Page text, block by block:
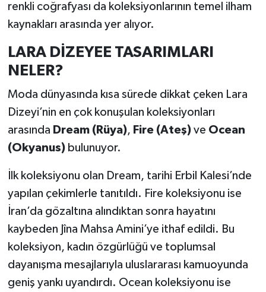
renkli coğrafyası da koleksiyonlarının temel ilham
kaynakları arasında yer alıyor.
LARA DİZEYEE TASARIMLARI
NELER?
Moda dünyasında kısa sürede dikkat çeken Lara
Dizeyi’nin en çok konuşulan koleksiyonları
arasında Dream (Rüya), Fire (Ateş)ve Ocean
(Okyanus)bulunuyor.
İlk koleksiyonu olan Dream, tarihi Erbil Kalesi’nde
yapılan çekimlerle tanıtıldı. Fire koleksiyonu ise
İran’da gözaltına alındıktan sonra hayatını
kaybeden Jîna Mahsa Amini’ye ithaf edildi. Bu
koleksiyon, kadın özgürlüğü ve toplumsal
dayanışma mesajlarıyla uluslararası kamuoyunda
geniş yankı uyandırdı. Ocean koleksiyonu ise